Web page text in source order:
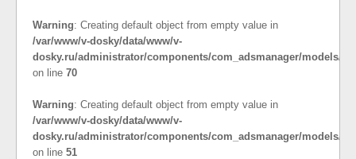
Warning: Creating default object from empty value in
/var/www/v-dosky/data/www/v-
dosky.ru/administrator/components/com_adsmanager/models/
on line 70
Warning: Creating default object from empty value in
/var/www/v-dosky/data/www/v-
dosky.ru/administrator/components/com_adsmanager/models/
on line 51